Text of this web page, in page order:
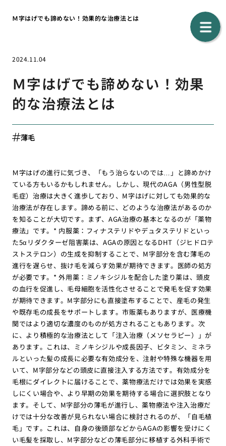
Ｍ字はげでも諦めない！効果的な治療法とは
2024.11.04
Ｍ字はげでも諦めない！効果
的な治療法とは
薄毛
Ｍ字はげの進行に気づき、「もう治らないのでは…」と諦めかけ
ている方もいるかもしれません。しかし、現代のAGA（男性型脱
毛症）治療は大きく進歩しており、M字はげに対しても効果的な
治療法が存在します。諦める前に、どのような治療法があるのか
を知ることが大切です。まず、AGA治療の基本となるのが「薬物
療法」です。* 内服薬：フィナステリドやデュタステリドといっ
た5αリダクターゼ阻害薬は、AGAの原因となるDHT（ジヒドロテ
ストステロン）の生成を抑制することで、M字部分を含む薄毛の
進行を遅らせ、抜け毛を減らす効果が期待できます。医師の処方
が必要です。* 外用薬：ミノキシジルを配合した塗り薬は、頭皮
の血行を促進し、毛母細胞を活性化させることで発毛を促す効果
が期待できます。M字部分にも直接塗布することで、産毛の発生
や既存毛の成長をサポートします。市販薬もありますが、医療機
関ではより適切な濃度のものが処方されることもあります。次
に、より積極的な治療法として「注入治療（メソセラピー）」が
あります。これは、ミノキシジルや成長因子、ビタミン、ミネラ
ルといった髪の成長に必要な有効成分を、注射や特殊な機器を用
いて、M字部分などの頭皮に直接注入する方法です。有効成分を
毛根にダイレクトに届けることで、薬物療法だけでは効果を実感
しにくい場合や、より早期の効果を期待する場合に選択肢となり
ます。そして、M字部分の薄毛が進行し、薬物療法や注入治療だ
けでは十分な改善が見られない場合に検討されるのが、「自毛植
毛」です。これは、自身の後頭部などからAGAの影響を受けにく
い毛髪を採取し、M字部分などの薄毛部分に移植する外科手術で